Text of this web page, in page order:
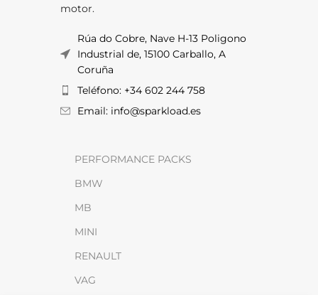
motor.
Rúa do Cobre, Nave H-13 Poligono
Industrial de, 15100 Carballo, A
Coruña
Teléfono: +34 602 244 758
Email: info@sparkload.es
PERFORMANCE PACKS
BMW
MB
MINI
RENAULT
VAG